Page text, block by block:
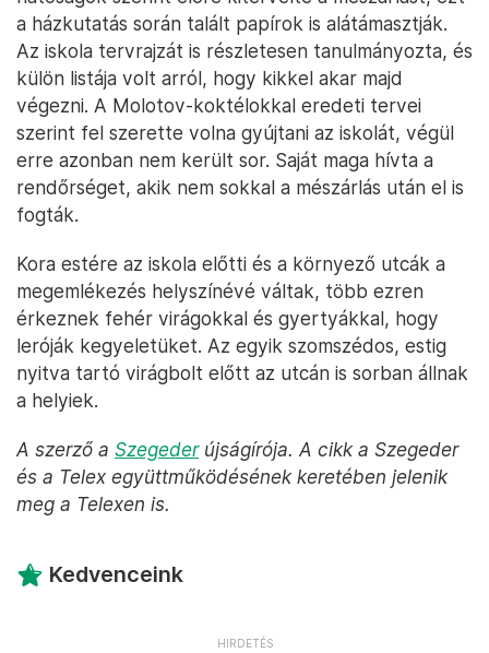
a házkutatás során talált papírok is alátámasztják.
Az iskola tervrajzát is részletesen tanulmányozta, és
külön listája volt arról, hogy kikkel akar majd
végezni. A Molotov-koktélokkal eredeti tervei
szerint fel szerette volna gyújtani az iskolát, végül
erre azonban nem került sor. Saját maga hívta a
rendőrséget, akik nem sokkal a mészárlás után el is
fogták.
Kora estére az iskola előtti és a környező utcák a
megemlékezés helyszínévé váltak, több ezren
érkeznek fehér virágokkal és gyertyákkal, hogy
leróják kegyeletüket. Az egyik szomszédos, estig
nyitva tartó virágbolt előtt az utcán is sorban állnak
a helyiek.
A szerző a Szegederújságírója. A cikk a Szegeder
és a Telex együttműködésének keretében jelenik
meg a Telexen is.
Kedvenceink